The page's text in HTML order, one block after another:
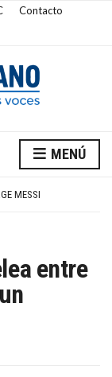
Contacto
MENÚ
LIONEL MESSI LLORA A SU PADRE JORGE MESSI, FALLECIDO EN ROSARIO
entre